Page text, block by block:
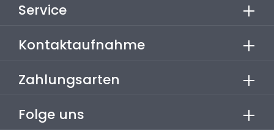
Folge uns
Service
Kontaktaufnahme
Zahlungsarten